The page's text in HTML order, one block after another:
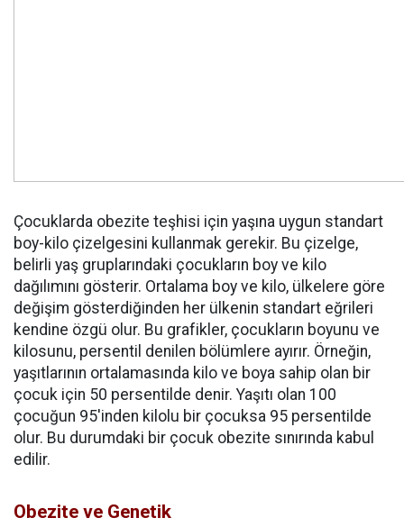
Çocuklarda obezite teşhisi için yaşına uygun standart
boy-kilo çizelgesini kullanmak gerekir. Bu çizelge,
belirli yaş gruplarındaki çocukların boy ve kilo
dağılımını gösterir. Ortalama boy ve kilo, ülkelere göre
değişim gösterdiğinden her ülkenin standart eğrileri
kendine özgü olur. Bu grafikler, çocukların boyunu ve
kilosunu, persentil denilen bölümlere ayırır. Örneğin,
yaşıtlarının ortalamasında kilo ve boya sahip olan bir
çocuk için 50 persentilde denir. Yaşıtı olan 100
çocuğun 95'inden kilolu bir çocuksa 95 persentilde
olur. Bu durumdaki bir çocuk obezite sınırında kabul
edilir.
Obezite ve Genetik